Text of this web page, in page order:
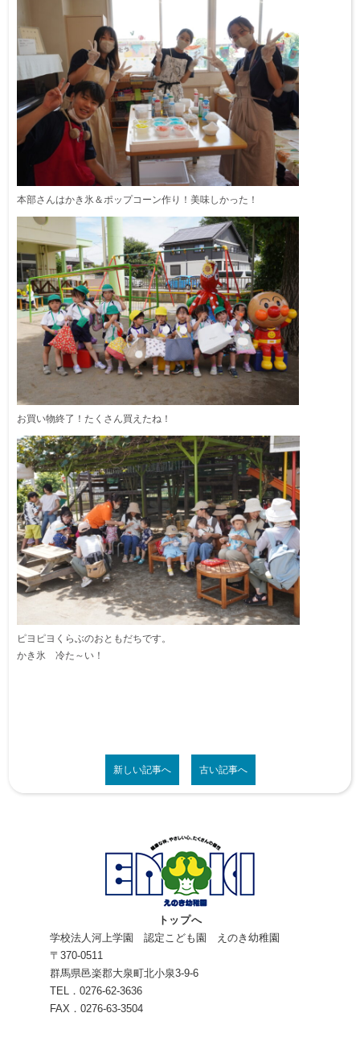
本部さんはかき氷＆ポップコーン作り！美味しかった！
お買い物終了！たくさん買えたね！
ピヨピヨくらぶのおともだちです。
かき氷 冷た～い！
新しい記事へ 古い記事へ
トップへ
学校法人河上学園 認定こども園 えのき幼稚園
〒370-0511
群馬県邑楽郡大泉町北小泉3-9-6
TEL．0276-62-3636
FAX．0276-63-3504